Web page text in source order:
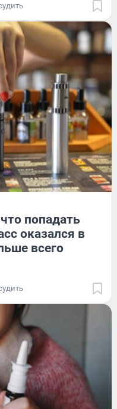
попадать
оказался в
всего